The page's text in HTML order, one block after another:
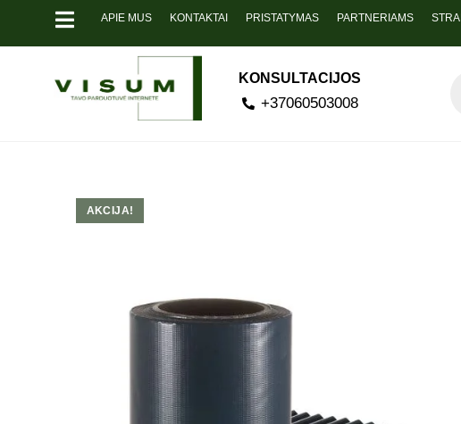
APIE MUS KONTAKTAI PRISTATYMAS PARTNERIAMS
KONSULTACIJOS
+37060503008
AKCIJA!